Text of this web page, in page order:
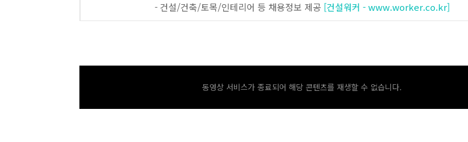
- 건설/건축/토목/인테리어 등 채용정보 제공 [건설워커 - www.worker.co.kr]
동영상 서비스가 종료되어 해당 콘텐츠를 재생할 수 없습니다.